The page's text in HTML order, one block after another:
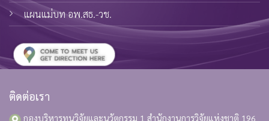
แผนแม่บท อพ.สธ.-วช.
ติดต่อเรา
กองบริหารทุนวิจัยและนวัตกรรม 1 สำนักงานการวิจัยแห่งชาติ 196